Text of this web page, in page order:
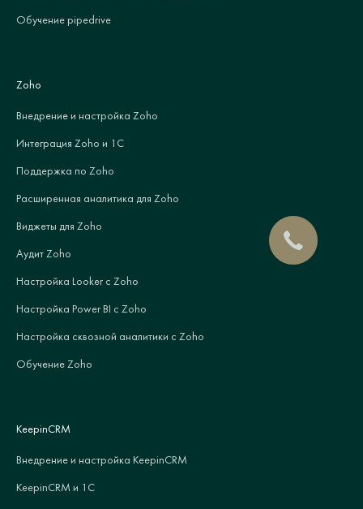
Обучение pipedrive
Zoho
Внедрение и настройка Zoho
Интеграция Zoho и 1С
Поддержка по Zoho
Расширенная аналитика для Zoho
Виджеты для Zoho
Аудит Zoho
Настройка Looker с Zoho
Настройка Power BI с Zoho
Настройка сквозной аналитики с Zoho
Обучение Zoho
KeepinCRM
Внедрение и настройка KeepinCRM
KeepinCRM и 1С